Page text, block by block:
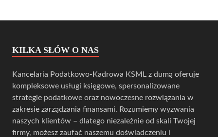
KILKA SŁÓW O NAS
Kancelaria Podatkowo-Kadrowa KSML z dumą oferuje
kompleksowe usługi księgowe, spersonalizowane
strategie podatkowe oraz nowoczesne rozwiązania w
zakresie zarządzania finansami. Rozumiemy wyzwania
naszych klientów – dlatego niezależnie od skali Twojej
firmy, możesz zaufać naszemu doświadczeniu i